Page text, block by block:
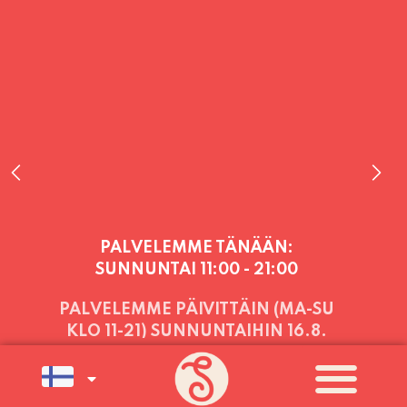
PALVELEMME TÄNÄÄN:
SUNNUNTAI 11:00 - 21:00
PALVELEMME PÄIVITTÄIN (MA-SU
KLO 11-21) SUNNUNTAIHIN 16.8.
SAAKKA JONKA JÄLKEEN OLEMME
AVOINNA VIIKONLOPPUISIN (PE-
SU) ELOKUUN LOPPUUN ASTI